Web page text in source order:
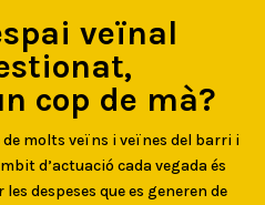
veïnal
cop de mà?
molts veïns i veïnes del barri i
d’actuació cada vegada és
despeses que es generen de